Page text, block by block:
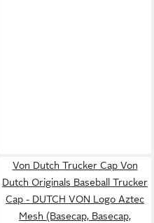
Von Dutch Trucker Cap Von
Dutch Originals Baseball Trucker
Cap - DUTCH VON Logo Aztec
Mesh (Basecap, Basecap,